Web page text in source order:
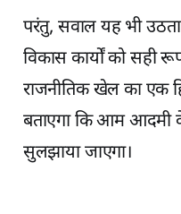
परंतु, सवाल यह भी
विकास कार्यों को सही
राजनीतिक खेल का एक
बताएगा कि आम आदमी
सुलझाया जाएगा।